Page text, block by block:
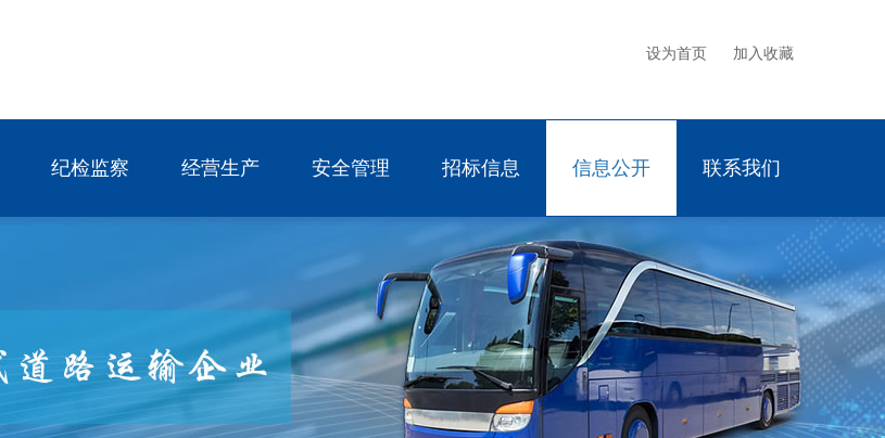
加入收藏
设为首页
纪检监察 经营生产 安全管理 招标信息 信息公开 联系我们